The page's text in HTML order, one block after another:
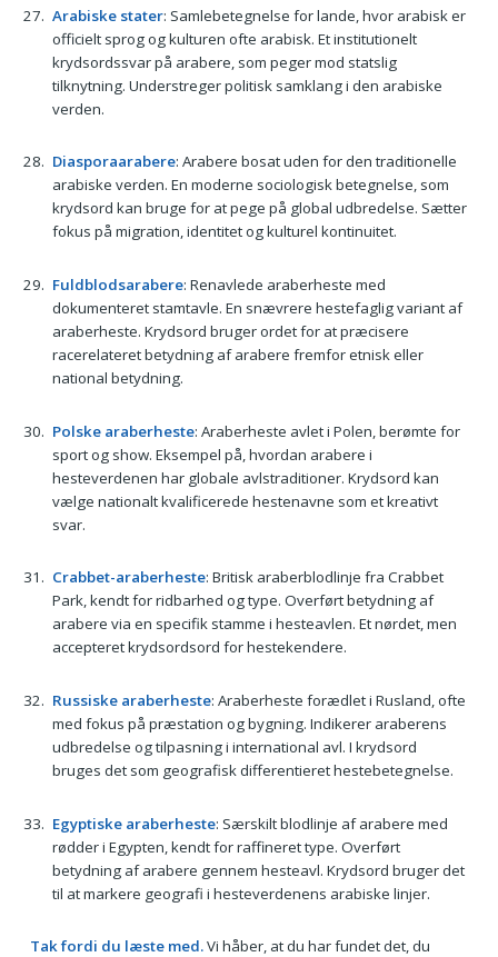
Arabiske stater: Samlebetegnelse for lande, hvor arabisk er
officielt sprog og kulturen ofte arabisk. Et institutionelt
krydsordssvar på arabere, som peger mod statslig
tilknytning. Understreger politisk samklang i den arabiske
verden.
Diasporaarabere: Arabere bosat uden for den traditionelle
arabiske verden. En moderne sociologisk betegnelse, som
krydsord kan bruge for at pege på global udbredelse. Sætter
fokus på migration, identitet og kulturel kontinuitet.
Fuldblodsarabere: Renavlede araberheste med
dokumenteret stamtavle. En snævrere hestefaglig variant af
araberheste. Krydsord bruger ordet for at præcisere
racerelateret betydning af arabere fremfor etnisk eller
national betydning.
Polske araberheste: Araberheste avlet i Polen, berømte for
sport og show. Eksempel på, hvordan arabere i
hesteverdenen har globale avlstraditioner. Krydsord kan
vælge nationalt kvalificerede hestenavne som et kreativt
svar.
Crabbet-araberheste: Britisk araberblodlinje fra Crabbet
Park, kendt for ridbarhed og type. Overført betydning af
arabere via en specifik stamme i hesteavlen. Et nørdet, men
accepteret krydsordsord for hestekendere.
Russiske araberheste: Araberheste forædlet i Rusland, ofte
med fokus på præstation og bygning. Indikerer araberens
udbredelse og tilpasning i international avl. I krydsord
bruges det som geografisk differentieret hestebetegnelse.
Egyptiske araberheste: Særskilt blodlinje af arabere med
rødder i Egypten, kendt for raffineret type. Overført
betydning af arabere gennem hesteavl. Krydsord bruger det
til at markere geografi i hesteverdenens arabiske linjer.
Tak fordi du læste med.Vi håber, at du har fundet det, du